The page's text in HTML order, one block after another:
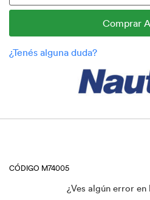
CÓDIGO M74005
¿Ves algún error en